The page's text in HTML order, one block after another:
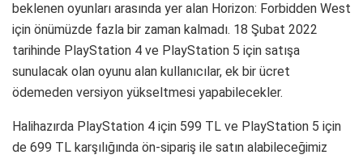
beklenen oyunları arasında yer alan Horizon: Forbidden West
için önümüzde fazla bir zaman kalmadı. 18 Şubat 2022
tarihinde PlayStation 4 ve PlayStation 5 için satışa
sunulacak olan oyunu alan kullanıcılar, ek bir ücret
ödemeden versiyon yükseltmesi yapabilecekler.
Halihazırda PlayStation 4 için 599 TL ve PlayStation 5 için
de 699 TL karşılığında ön-sipariş ile satın alabileceğimiz